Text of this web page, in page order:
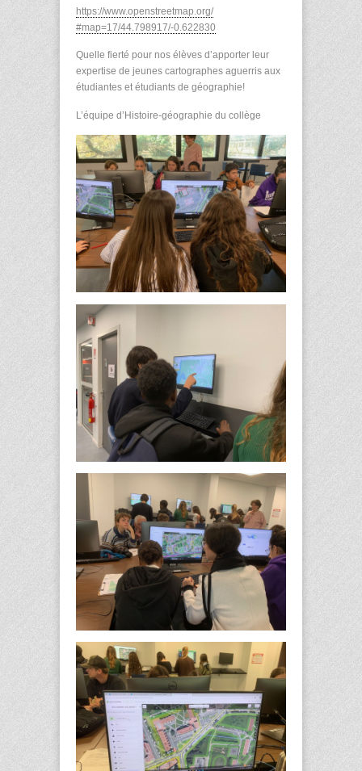
https://www.openstreetmap.org/
#map=17/44.798917/-0.622830
Quelle fierté pour nos élèves d’apporter leur
expertise de jeunes cartographes aguerris aux
étudiantes et étudiants de géographie!
L’équipe d’Histoire-géographie du collège